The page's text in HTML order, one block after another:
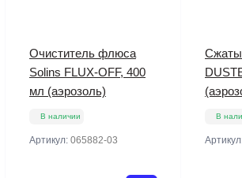
Очиститель флюса
Solins FLUX-OFF, 400
мл (аэрозоль)
В наличии
Артикул: 065882-03
В